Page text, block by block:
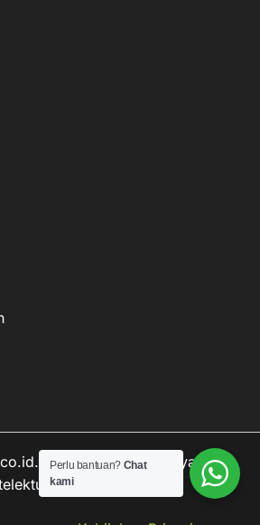
Hak cipta data kekayaan
dilindungi.
Hubungi kami
Perlu bantuan? Chat
kami